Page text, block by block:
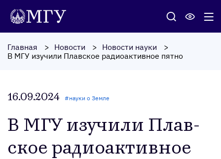
Главная Новости
Новости науки
В МГУ изучили Плавское радиоактивное пятно
16.09.2024 #науки о Земле
В МГУ изу­чили Плав­
ское ра­ди­оак­тивное